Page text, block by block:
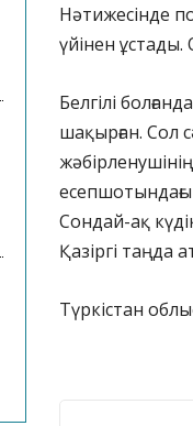
Нәтижесінде
үйінен ұстады.
Белгілі
шақырған. Сол
Сондай-ақ
Қазіргі таңда
Түркістан